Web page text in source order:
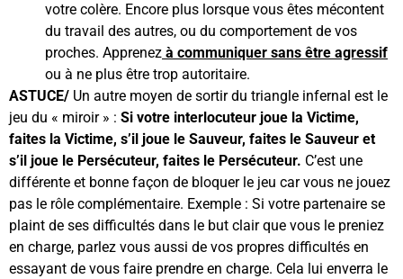
votre colère. Encore plus lorsque vous êtes mécontent
du travail des autres, ou du comportement de vos
proches. Apprenez à communiquer sans être agressif
ou à ne plus être trop autoritaire.
ASTUCE/ Un autre moyen de sortir du triangle infernal est le
jeu du « miroir » : Si votre interlocuteur joue la Victime,
faites la Victime, s’il joue le Sauveur, faites le Sauveur et
s’il joue le Persécuteur, faites le Persécuteur. C’est une
différente et bonne façon de bloquer le jeu car vous ne jouez
pas le rôle complémentaire. Exemple : Si votre partenaire se
plaint de ses difficultés dans le but clair que vous le preniez
en charge, parlez vous aussi de vos propres difficultés en
essayant de vous faire prendre en charge. Cela lui enverra le